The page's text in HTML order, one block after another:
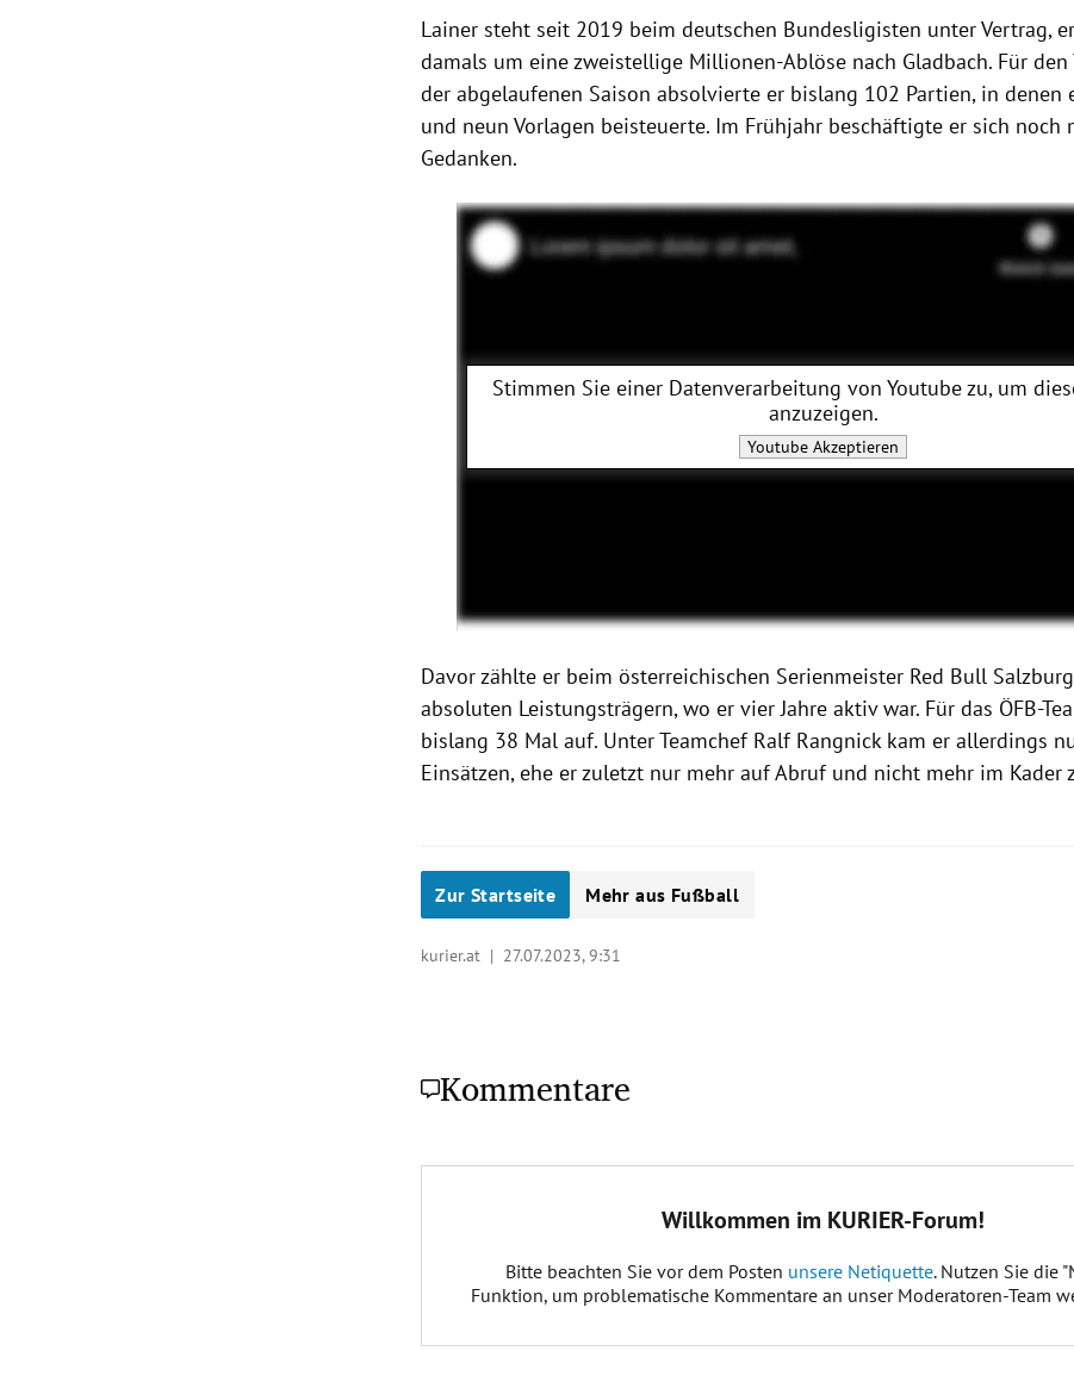
Lainer steht seit 2019 beim deutschen Bundesligisten unter Vertrag,
damals um eine zweistellige Millionen-Ablöse nach Gladbach. Für den
der abgelaufenen Saison absolvierte er bislang 102 Partien, in denen
und neun Vorlagen beisteuerte. Im Frühjahr beschäftigte er sich noch
Gedanken.
Stimmen Sie einer Datenverarbeitung vonYoutubezu, um
anzuzeigen.
Youtube Akzeptieren
Davor zählte er beim österreichischen Serienmeister Red Bull
absoluten Leistungsträgern, wo er vier Jahre aktiv war. Für das ÖFB-
bislang 38 Mal auf. Unter Teamchef Ralf Rangnick kam er allerdings
Einsätzen, ehe er zuletzt nur mehr auf Abruf und nicht mehr im Kader
Zur Startseite Mehr aus Fußball
kurier.at | 27.07.2023, 9:31
Kommentare